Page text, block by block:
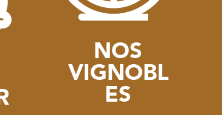
NOS
VIGNOBL
ES